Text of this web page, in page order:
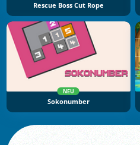
Rescue Boss Cut Rope
NEU
Sokonumber